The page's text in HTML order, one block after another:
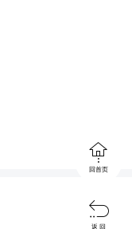
们永远不
：二○○三年
我国第一艘

回首页

返 回